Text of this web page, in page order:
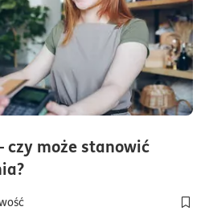
czy może stanowić
czas czytania8minuty